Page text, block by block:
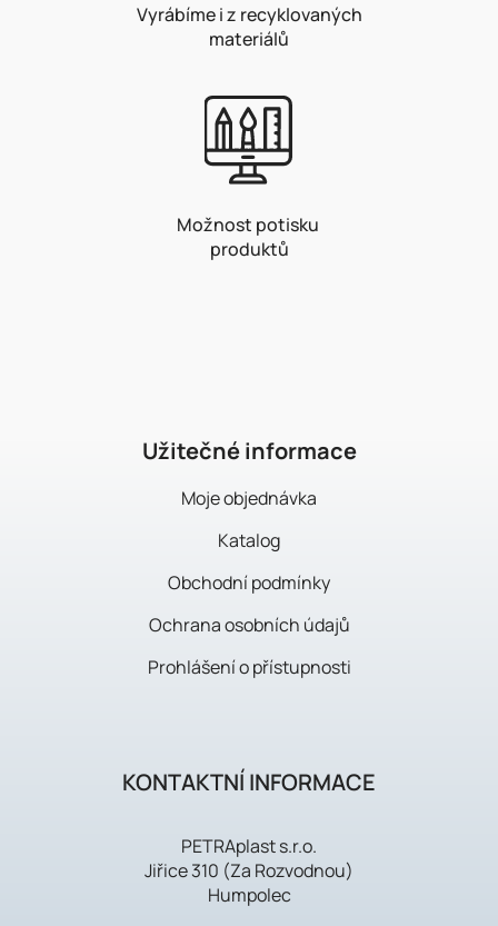
Vyrábíme i z recyklovaných
materiálů
Možnost potisku
produktů
Užitečné informace
Moje objednávka
Katalog
Obchodní podmínky
Ochrana osobních údajů
Prohlášení o přístupnosti
KONTAKTNÍ INFORMACE
PETRAplast s.r.o.
Jiřice 310 (Za Rozvodnou)
Humpolec